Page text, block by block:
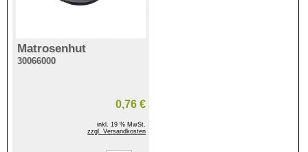
Matrosenhut
30066000
0,76 €
inkl. 19 % MwSt.
zzgl. Versandkosten